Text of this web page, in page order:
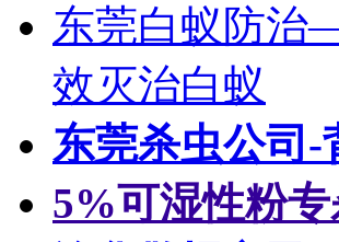
东莞白蚁防治
效灭治白蚁
东莞杀虫公司-
5%可湿性粉